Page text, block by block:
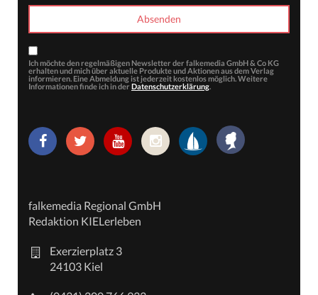
Ich möchte den regelmäßigen Newsletter der falkemedia GmbH & Co KG
erhalten und mich über aktuelle Produkte und Aktionen aus dem Verlag
informieren. Eine Abmeldung ist jederzeit kostenlos möglich. Weitere
Informationen finde ich in der Datenschutzerklärung.
falkemedia Regional GmbH
Redaktion KIELerleben
Exerzierplatz 3
24103 Kiel